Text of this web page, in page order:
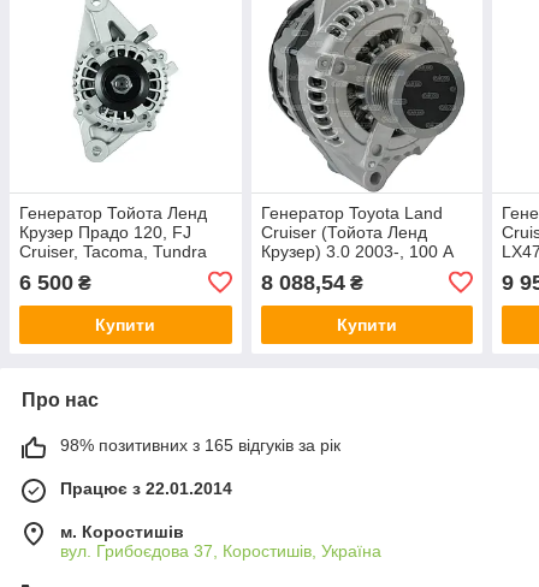
Генератор Тойота Ленд
Крузер Прадо 120, FJ
Cruiser, Tacoma, Tundra
6 500 ₴
Купити
Генератор Toyota Land
Cruiser (Тойота Ленд
Крузер) 3.0 2003-, 100 А
8 088,54₴
Купити
9
Про нас
98% позитивних з 165 відгуків за рік
Працює з 22.01.2014
м. Коростишів
вул. Грибоєдова 37, Коростишів, Україна